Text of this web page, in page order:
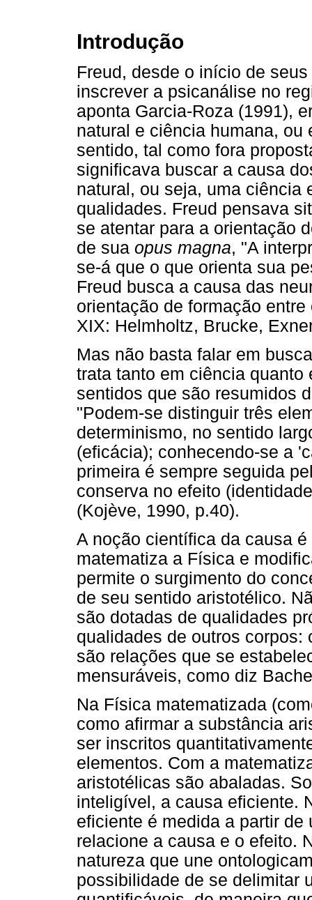
Introdução
Freud, desde o início de
inscrever a psicanálise no
aponta Garcia-Roza (1991),
natural e ciência humana,
sentido, tal como fora
significava buscar a causa
natural, ou seja, uma ciência
qualidades. Freud pensava
se atentar para a orientação
de sua opus magna, "A
se-á que o que orienta sua
Freud busca a causa das
orientação de formação
XIX: Helmholtz, Brucke,
Mas não basta falar em
trata tanto em ciência
sentidos que são resumidos
"Podem-se distinguir três
determinismo, no sentido
(eficácia); conhecendo-se a
primeira é sempre seguida
conserva no efeito
(Kojève, 1990, p.40).
A noção científica da causa
matematiza a Física e
permite o surgimento do
de seu sentido aristotélico.
são dotadas de qualidades
qualidades de outros
são relações que se
mensuráveis, como diz
Na Física matematizada
como afirmar a substância
ser inscritos
elementos. Com a
aristotélicas são abaladas.
inteligível, a causa eficiente.
eficiente é medida a partir
relacione a causa e o efeito.
natureza que une
possibilidade de se delimitar